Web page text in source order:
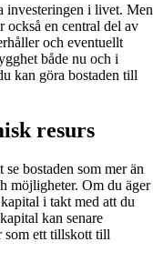
investeringen i livet. Men
också en central del av
och eventuellt
både nu och i
kan göra bostaden till
resurs
bostaden som mer än
möjligheter. Om du äger
i takt med att du
kan senare
som ett tillskott till